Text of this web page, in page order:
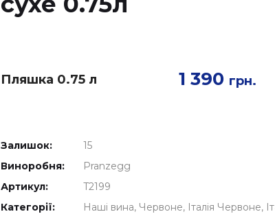
Пляшка 0.75 л 1 390 грн.
Залишок:
15
Виноробня:
Pranzegg
Артикул:
T2199
Категорії:
Наші вина Червоне Італія Червоне